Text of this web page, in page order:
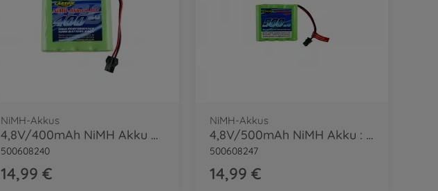
NiMH-Akkus
4,8V/400mAh NiMH Akku RC-Bau JST
500608240
14,99 €
NiMH-Akkus
4,8V/500mAh NiMH Akku : 500907342 JST
500608247
14,99 €